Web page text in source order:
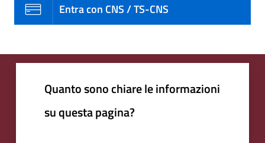
Entra con CNS / TS-CNS
Quanto sono chiare le informazioni
su questa pagina?